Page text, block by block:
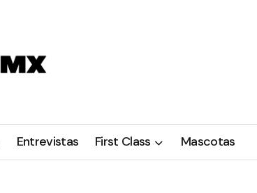
Entrevistas First Class Mascotas